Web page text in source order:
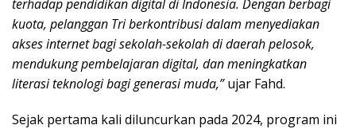
terhadap pendidikan digital di Indonesia. Dengan berbagi
kuota, pelanggan Tri berkontribusi dalam menyediakan
akses internet bagi sekolah-sekolah di daerah pelosok,
mendukung pembelajaran digital, dan meningkatkan
literasi teknologi bagi generasi muda,”ujar Fahd.
Sejak pertama kali diluncurkan pada 2024, program ini